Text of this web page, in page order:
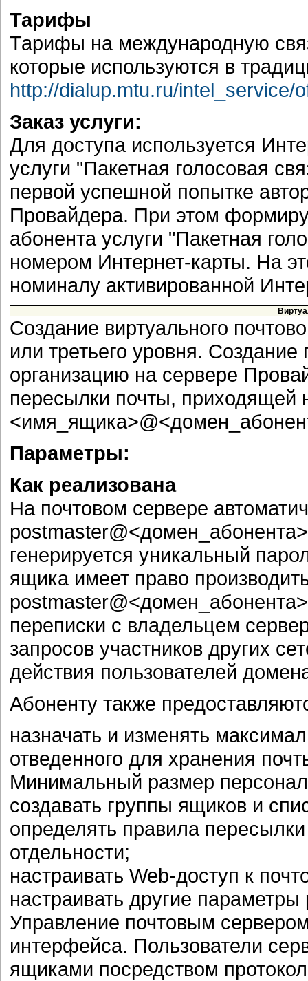
Тарифы
Тарифы на международную
которые используются в
http://dialup.mtu.ru/intel_service/
Заказ услуги:
Для доступа используется
услуги "Пакетная голосовая
первой успешной попытке
Провайдера. При этом
абонента услуги "Пакетная
номером Интернет-карты. На
номиналу активированной
Создание виртуального
или третьего уровня.
организацию на сервере
пересылки почты, приходящей
Параметры:
Как реализована
На почтовом сервере
генерируется уникальный
ящика имеет право
переписки с владельцем
запросов участников других
действия пользователей
Абоненту также
назначать и изменять
отведенного для хранения
Минимальный размер
создавать группы ящиков и
определять правила
отдельности;
настраивать Web-доступ к
настраивать другие
Управление почтовым
интерфейса. Пользователи
ящиками посредством